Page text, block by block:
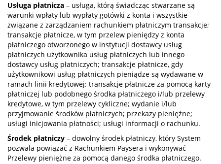
Usługa płatnicza – usługa, którą świadcząc stwarzane są
warunki wpłaty lub wypłaty gotówki z konta i wszystkie
związane z zarządzaniem rachunkiem płatniczym transakcje;
transakcje płatnicze, w tym przelew pieniędzy z konta
płatniczego otworzonego w instytucji dostawcy usług
płatniczych użytkownika usług płatniczych lub innego
dostawcy usług płatniczych; transakcje płatnicze, gdy
użytkownikowi usług płatniczych pieniądze są wydawane w
ramach linii kredytowej: transakcje płatnicze za pomocą karty
płatniczej lub podobnego środka płatniczego i/lub przelewy
kredytowe, w tym przelewy cykliczne; wydanie i/lub
przyjmowanie środków płatniczych; przekazy pieniężne;
usługi inicjowania płatności; usługi informacji o rachunku.
Środek płatniczy – dowolny środek płatniczy, który System
pozwala powiązać z Rachunkiem Paysera i wykonywać
Przelewy pieniężne za pomocą danego środka płatniczego.